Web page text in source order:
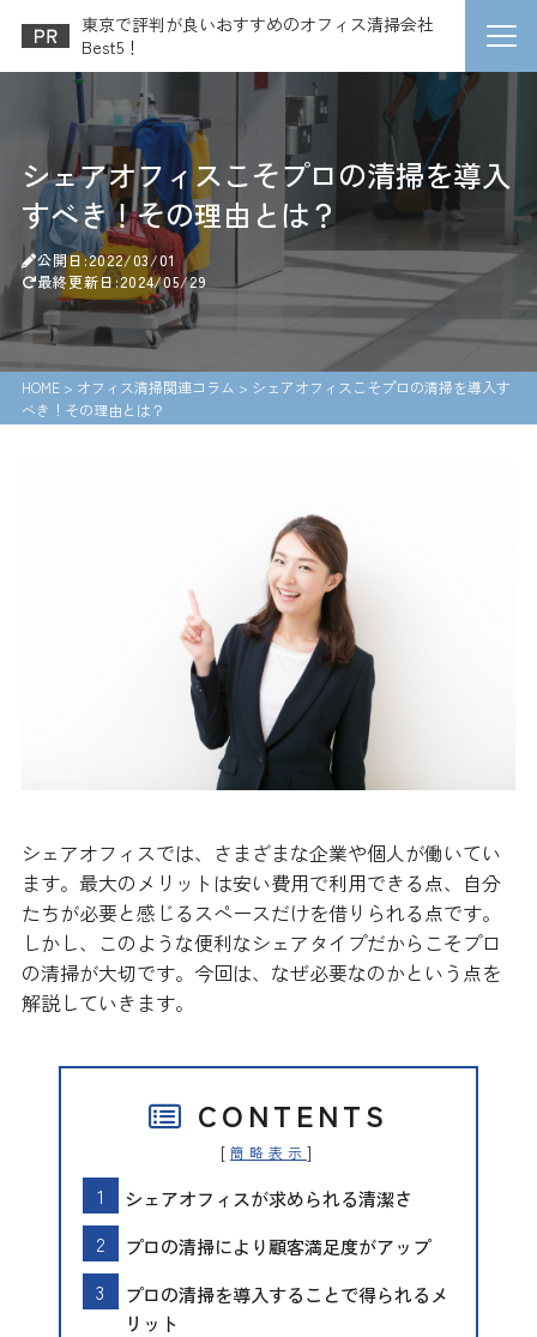
東京で評判が良いおすすめのオフィス清掃会社
Best5！
シェアオフィスこそプロの清掃を導入
すべき！その理由とは？
公開日:2022/03/01
最終更新日:2024/05/29
HOME> オフィス清掃関連コラム > シェアオフィスこそプロの清掃を導入す
べき！その理由とは？
シェアオフィスでは、さまざまな企業や個人が働いてい
ます。最大のメリットは安い費用で利用できる点、自分
たちが必要と感じるスペースだけを借りられる点です。
しかし、このような便利なシェアタイプだからこそプロ
の清掃が大切です。今回は、なぜ必要なのかという点を
解説していきます。
CONTENTS
[ 簡略表示 ]
シェアオフィスが求められる清潔さ
プロの清掃により顧客満足度がアップ
プロの清掃を導入することで得られるメ
リット